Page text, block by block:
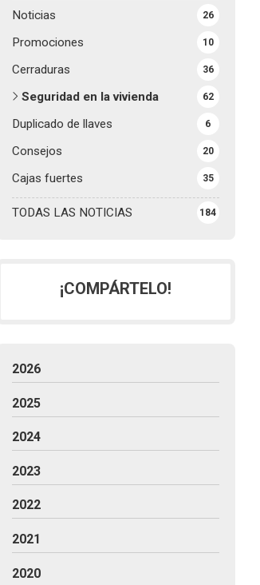
TODAS LAS NOTICIAS 184
Noticias 26
Promociones 10
Cerraduras 36
Seguridad en la vivienda 62
Duplicado de llaves 6
Consejos 20
Cajas fuertes 35
¡COMPÁRTELO!
2026
2025
2024
2023
2022
2021
2020